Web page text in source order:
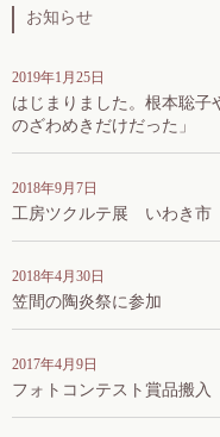
お知らせ
2019年1月25日
はじまりました。根本聡子
のざわめきだけだった」
2018年9月7日
工房ツクルテ展 いわき市
2018年4月30日
笠間の陶炎祭に参加
2017年4月9日
フォトコンテスト賞品搬入